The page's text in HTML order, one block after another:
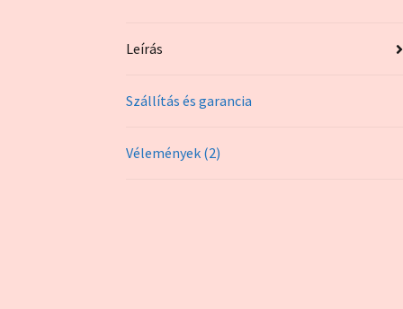
Leírás
Szállítás és garancia
Vélemények (2)